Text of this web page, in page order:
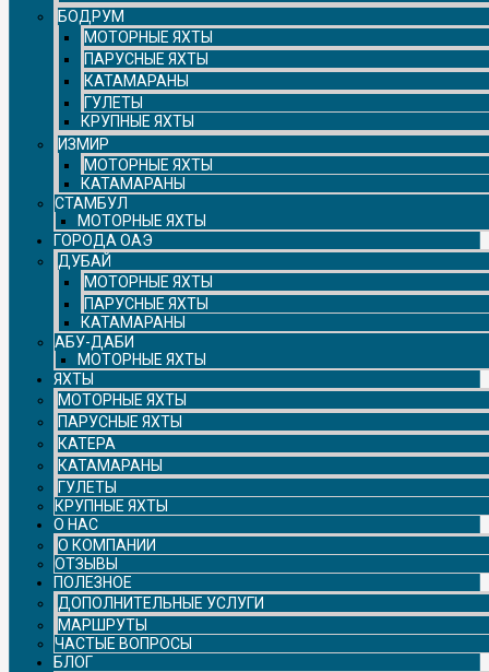
БОДРУМ
МОТОРНЫЕ ЯХТЫ
ПАРУСНЫЕ ЯХТЫ
КАТАМАРАНЫ
ГУЛЕТЫ
КРУПНЫЕ ЯХТЫ
ИЗМИР
МОТОРНЫЕ ЯХТЫ
КАТАМАРАНЫ
СТАМБУЛ
МОТОРНЫЕ ЯХТЫ
ГОРОДА ОАЭ
ДУБАЙ
МОТОРНЫЕ ЯХТЫ
ПАРУСНЫЕ ЯХТЫ
КАТАМАРАНЫ
АБУ-ДАБИ
МОТОРНЫЕ ЯХТЫ
ЯХТЫ
МОТОРНЫЕ ЯХТЫ
ПАРУСНЫЕ ЯХТЫ
КАТЕРА
КАТАМАРАНЫ
ГУЛЕТЫ
КРУПНЫЕ ЯХТЫ
О НАС
О КОМПАНИИ
ОТЗЫВЫ
ПОЛЕЗНОЕ
ДОПОЛНИТЕЛЬНЫЕ УСЛУГИ
МАРШРУТЫ
ЧАСТЫЕ ВОПРОСЫ
БЛОГ